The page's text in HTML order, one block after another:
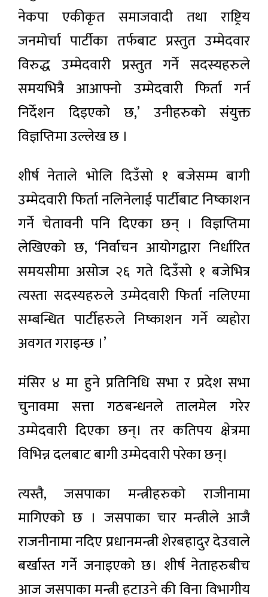
नेकपा एकीकृत समाजवादी तथा राष्ट्रिय
जनमोर्चा पार्टीका तर्फबाट प्रस्तुत उम्मेदवार
विरुद्ध उम्मेदवारी प्रस्तुत गर्ने सदस्यहरुले
समयभित्रै आआफ्नो उम्मेदवारी फिर्ता गर्न
निर्देशन दिइएको छ,’ उनीहरुको संयुक्त
विज्ञप्तिमा उल्लेख छ ।
शीर्ष नेताले भोलि दिउँसो १ बजेसम्म बागी
उम्मेदवारी फिर्ता नलिनेलाई पार्टीबाट निष्काशन
गर्ने चेतावनी पनि दिएका छन् । विज्ञप्तिमा
लेखिएको छ, ‘निर्वाचन आयोगद्वारा निर्धारित
समयसीमा असोज २६ गते दिउँसो १ बजेभित्र
त्यस्ता सदस्यहरुले उम्मेदवारी फिर्ता नलिएमा
सम्बन्धित पार्टीहरुले निष्काशन गर्ने व्यहोरा
अवगत गराइन्छ ।’
मंसिर ४ मा हुने प्रतिनिधि सभा र प्रदेश सभा
चुनावमा सत्ता गठबन्धनले तालमेल गरेर
उम्मेदवारी दिएका छन्। तर कतिपय क्षेत्रमा
विभिन्न दलबाट बागी उम्मेदवारी परेका छन्।
त्यस्तै, जसपाका मन्त्रीहरुको राजीनामा
मागिएको छ । जसपाका चार मन्त्रीले आजै
राजनीनामा नदिए प्रधानमन्त्री शेरबहादुर देउवाले
बर्खास्त गर्ने जनाइएको छ। शीर्ष नेताहरुबीच
आज जसपाका मन्त्री हटाउने की विना विभागीय